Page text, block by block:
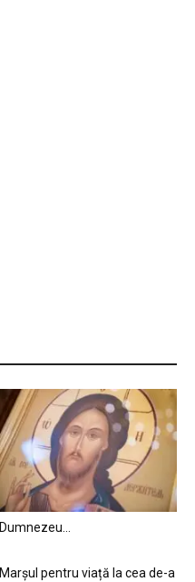
Dumnezeu…
Marșul pentru viață la cea de-a